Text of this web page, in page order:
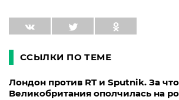
ССЫЛКИ ПО ТЕМЕ
Лондон против RT и Sputnik. За что
Великобритания ополчилась на